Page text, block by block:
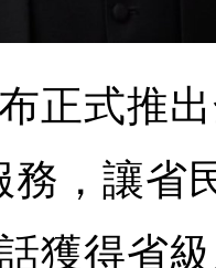
正式推
務，讓省
獲得省